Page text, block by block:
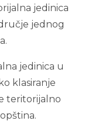
jedinica
jednog
jedinica u
klasiranje
teritorijalno